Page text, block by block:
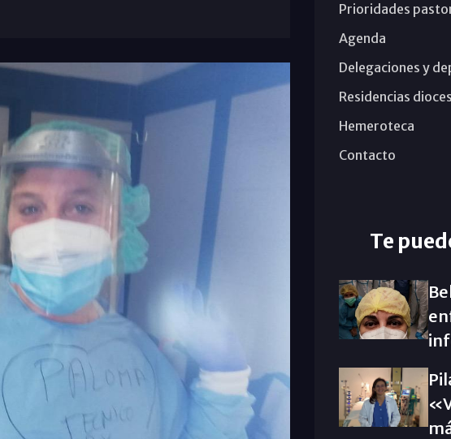
Prioridades
Agenda
Delegaciones y
Residencias
Hemeroteca
Contacto
Te